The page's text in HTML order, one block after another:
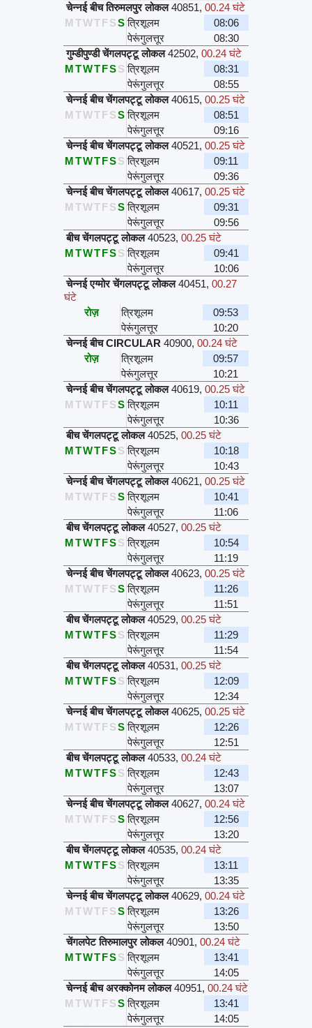
चेन्नई बीच तिरुमलपुर लोकल 40851, 00.24 घंटे
M TWTFSS त्रिशूलम
08:06
पेरूंगुलत्तूर
08:30
गुम्डीपुण्डी चेंगलपट्टू लोकल 42502, 00.24 घंटे
MTWTFSS त्रिशूलम
08:31
पेरूंगुलत्तूर
08:55
चेन्नई बीच चेंगलपट्टू लोकल 40615, 00.25 घंटे
M TWTFSS त्रिशूलम
08:51
पेरूंगुलत्तूर
09:16
चेन्नई बीच चेंगलपट्टू लोकल 40521, 00.25 घंटे
MTWTFSS त्रिशूलम
09:11
पेरूंगुलत्तूर
09:36
चेन्नई बीच चेंगलपट्टू लोकल 40617, 00.25 घंटे
M TWTFSS त्रिशूलम
09:31
पेरूंगुलत्तूर
09:56
बीच चेंगलपट्टू लोकल 40523, 00.25 घंटे
MTWTFSS त्रिशूलम
09:41
पेरूंगुलत्तूर
10:06
चेन्नई एग्मोर चेंगलपट्टू लोकल 40451, 00.27
घंटे
रोज़
त्रिशूलम
09:53
पेरूंगुलत्तूर
10:20
चेन्नई बीच CIRCULAR 40900, 00.24 घंटे
रोज़
त्रिशूलम
09:57
पेरूंगुलत्तूर
10:21
चेन्नई बीच चेंगलपट्टू लोकल 40619, 00.25 घंटे
M TWTFSS त्रिशूलम
10:11
पेरूंगुलत्तूर
10:36
बीच चेंगलपट्टू लोकल 40525, 00.25 घंटे
MTWTFSS त्रिशूलम
10:18
पेरूंगुलत्तूर
10:43
चेन्नई बीच चेंगलपट्टू लोकल 40621, 00.25 घंटे
M TWTFSS त्रिशूलम
10:41
पेरूंगुलत्तूर
11:06
बीच चेंगलपट्टू लोकल 40527, 00.25 घंटे
MTWTFSS त्रिशूलम
10:54
पेरूंगुलत्तूर
11:19
चेन्नई बीच चेंगलपट्टू लोकल 40623, 00.25 घंटे
M TWTFSS त्रिशूलम
11:26
पेरूंगुलत्तूर
11:51
बीच चेंगलपट्टू लोकल 40529, 00.25 घंटे
MTWTFSS त्रिशूलम
11:29
पेरूंगुलत्तूर
11:54
बीच चेंगलपट्टू लोकल 40531, 00.25 घंटे
MTWTFSS त्रिशूलम
12:09
पेरूंगुलत्तूर
12:34
चेन्नई बीच चेंगलपट्टू लोकल 40625, 00.25 घंटे
M TWTFSS त्रिशूलम
12:26
पेरूंगुलत्तूर
12:51
बीच चेंगलपट्टू लोकल 40533, 00.24 घंटे
MTWTFSS त्रिशूलम
12:43
पेरूंगुलत्तूर
13:07
चेन्नई बीच चेंगलपट्टू लोकल 40627, 00.24 घंटे
M TWTFSS त्रिशूलम
12:56
पेरूंगुलत्तूर
13:20
बीच चेंगलपट्टू लोकल 40535, 00.24 घंटे
MTWTFSS त्रिशूलम
13:11
पेरूंगुलत्तूर
13:35
चेन्नई बीच चेंगलपट्टू लोकल 40629, 00.24 घंटे
M TWTFSS त्रिशूलम
13:26
पेरूंगुलत्तूर
13:50
चेंगलपेट तिरुमालपुर लोकल 40901, 00.24 घंटे
MTWTFSS त्रिशूलम
13:41
पेरूंगुलत्तूर
14:05
चेन्नई बीच अरक्कोनम लोकल 40951, 00.24 घंटे
M TWTFSS त्रिशूलम
13:41
पेरूंगुलत्तूर
14:05